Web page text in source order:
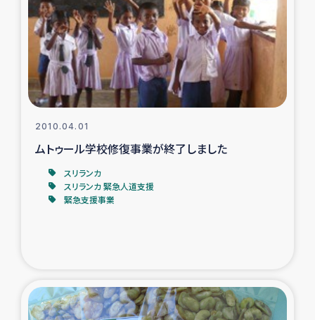
ガザ地区での公園の緑化を通じた支援事業
ガザ地区における被災住民への緊急支援
ガザ地区酪農を通した女性グループの生計支援
ふりかけ普及と食生活改善による栄養改善事業
フェアトレード事業
緊急支援事業
食べる
2010.04.01
ムトゥール学校修復事業が終了しました
スリランカ
スリランカ 緊急人道支援
緊急支援事業